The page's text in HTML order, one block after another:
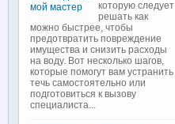
которую следует
решать как
можно быстрее, чтобы
предотвратить повреждение
имущества и снизить расходы
на воду. Вот несколько шагов,
которые помогут вам устранить
течь самостоятельно или
подготовиться к вызову
специалиста...